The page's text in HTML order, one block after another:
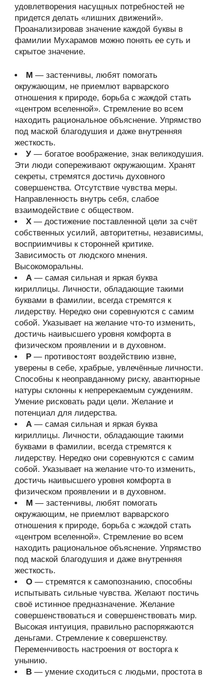
удовлетворения насущных потребностей не
придется делать «лишних движений».
Проанализировав значение каждой буквы в
фамилии Мухарамов можно понять ее суть и
скрытое значение.
М — застенчивы, любят помогать
окружающим, не приемлют варварского
отношения к природе, борьба с жаждой стать
«центром вселенной». Стремление во всем
находить рациональное объяснение. Упрямство
под маской благодушия и даже внутренняя
жесткость.
У — богатое воображение, знак великодушия.
Эти люди сопереживают окружающим. Хранят
секреты, стремятся достичь духовного
совершенства. Отсутствие чувства меры.
Направленность внутрь себя, слабое
взаимодействие с обществом.
Х — достижение поставленной цели за счёт
собственных усилий, авторитетны, независимы,
восприимчивы к сторонней критике.
Зависимость от людского мнения.
Высокоморальны.
А — самая сильная и яркая буква
кириллицы. Личности, обладающие такими
буквами в фамилии, всегда стремятся к
лидерству. Нередко они соревнуются с самим
собой. Указывает на желание что-то изменить,
достичь наивысшего уровня комфорта в
физическом проявлении и в духовном.
Р — противостоят воздействию извне,
уверены в себе, храбрые, увлечённые личности.
Способны к неоправданному риску, авантюрные
натуры склонны к непререкаемым суждениям.
Умение рисковать ради цели. Желание и
потенциал для лидерства.
А — самая сильная и яркая буква
кириллицы. Личности, обладающие такими
буквами в фамилии, всегда стремятся к
лидерству. Нередко они соревнуются с самим
собой. Указывает на желание что-то изменить,
достичь наивысшего уровня комфорта в
физическом проявлении и в духовном.
М — застенчивы, любят помогать
окружающим, не приемлют варварского
отношения к природе, борьба с жаждой стать
«центром вселенной». Стремление во всем
находить рациональное объяснение. Упрямство
под маской благодушия и даже внутренняя
жесткость.
О — стремятся к самопознанию, способны
испытывать сильные чувства. Желают постичь
своё истинное предназначение. Желание
совершенствоваться и совершенствовать мир.
Высокая интуиция, правильно распоряжаются
деньгами. Стремление к совершенству.
Переменчивость настроения от восторга к
унынию.
В — умение сходиться с людьми, простота в